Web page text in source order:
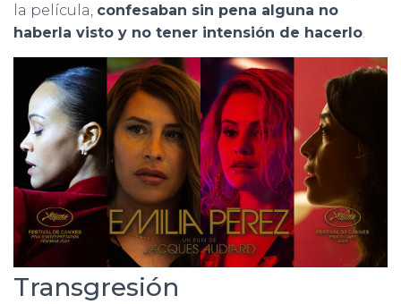
la película, confesaban sin pena alguna no
haberla visto y no tener intensión de hacerlo.
Transgresión